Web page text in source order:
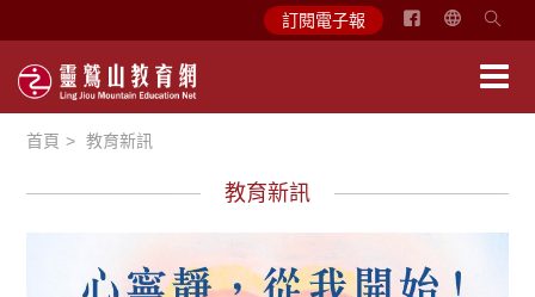
訂閱電子報
简
首頁 教育新訊
教育新訊